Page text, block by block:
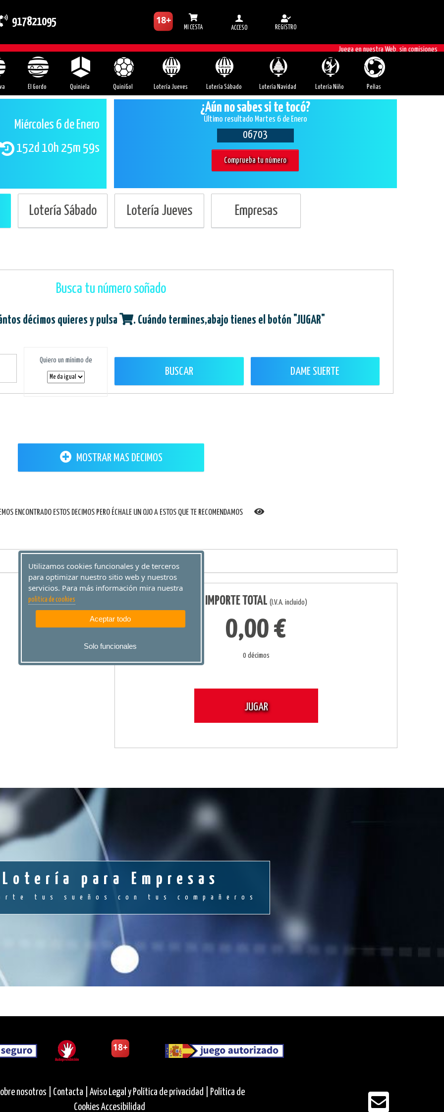
917821095 MI CESTA ACCESO REGISTRO
Juega en nuestra Web, sin comisiones
El Gordo Quiniela QuiniGol Lotería Jueves Lotería Sábado Lotería Navidad Lotería Niño Peñas
Miércoles 6 de Enero
152d 10h 25m 58s
¿Aún no sabes si te tocó?
Último resultado Martes 6 de Enero
06703
Comprueba tu número
Lotería Sábado Lotería Jueves Empresas
Busca tu número soñado
décimos quieres y pulsa . Cuándo termines,abajo tienes el botón "JUGAR"
Quiero un mínimo de
BUSCAR DAME SUERTE
MOSTRAR MAS DECIMOS
ENCONTRADO ESTOS DECIMOS PERO ÉCHALE UN OJO A ESTOS QUE TE RECOMENDAMOS
IMPORTE TOTAL (I.V.A. incluido)
0,00 €
0 décimos
JUGAR
Lotería para Empresas
tus sueños con tus compañeros
nosotros | Contacta | Aviso Legal y Política de privacidad |
Política de
Cookies Accesibilidad
Utilizamos cookies funcionales y de terceros
para optimizar nuestro sitio web y nuestros
servicios. Para más información mira nuestra
politica de cookies
Aceptar todo
Solo funcionales